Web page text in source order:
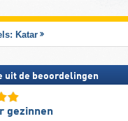
voor
Katar
uit de beoordelingen
gezinnen